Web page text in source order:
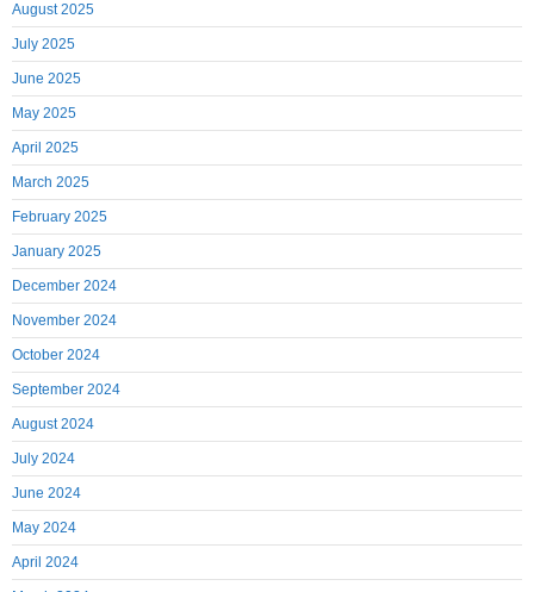
August 2025
July 2025
June 2025
May 2025
April 2025
March 2025
February 2025
January 2025
December 2024
November 2024
October 2024
September 2024
August 2024
July 2024
June 2024
May 2024
April 2024